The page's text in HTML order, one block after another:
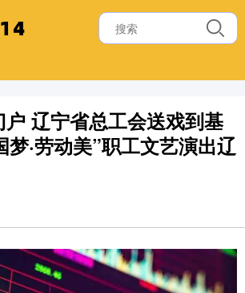
辽宁省总工会送戏到基
梦·劳动美”职工文艺演出辽